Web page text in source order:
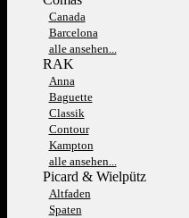
Canada
Barcelona
alle ansehen...
RAK
Anna
Baguette
Classik
Contour
Kampton
alle ansehen...
Picard & Wielpütz
Altfaden
Spaten